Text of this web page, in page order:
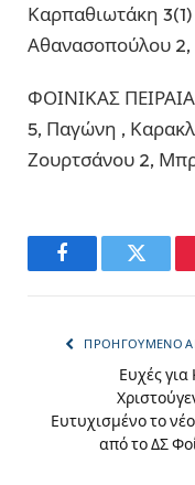
Καρπαθιωτάκη
Αθανασοπούλου 2,
ΦΟΙΝΙΚΑΣ
5, Παγώνη ,
Ζουρτσάνου 2,
FacebookTwitter
ΠΡΟΗΓΟΎΜΕΝΟ
Ευχές
Ευτυχισμένο το
από το ΔΣ